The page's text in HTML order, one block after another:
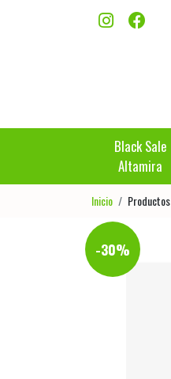
Black Sale
Altamira
Inicio Productos
-30%